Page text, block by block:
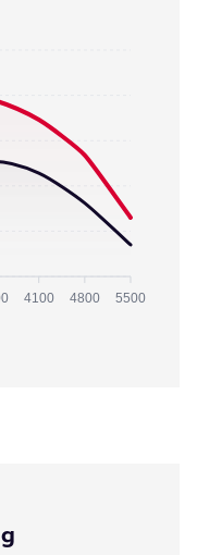
4100 4800 5500